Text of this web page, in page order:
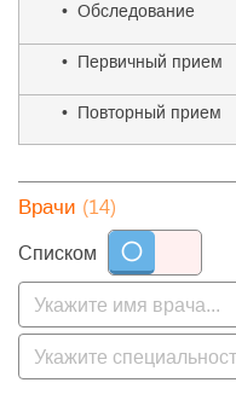
• Обследование
• Первичный прием
• Повторный прием
Врачи (14)
Списком